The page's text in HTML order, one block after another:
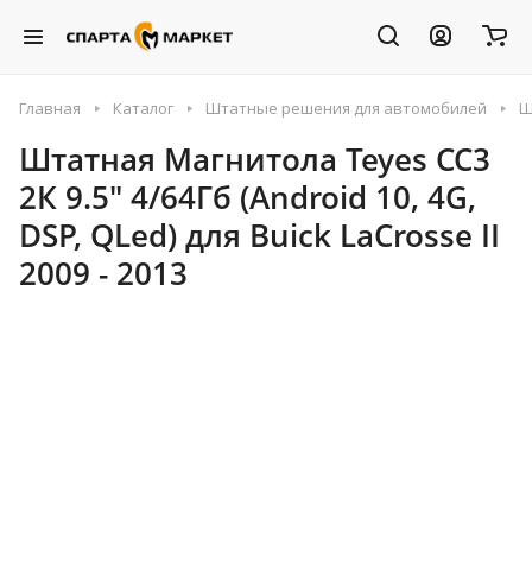
Главная Каталог Штатные решения для автомобилей
Штатная Магнитола Teyes CC3
2К 9.5" 4/64Гб (Android 10, 4G,
DSP, QLed) для Buick LaCrosse II
2009 - 2013